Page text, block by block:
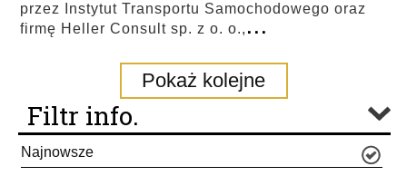
przez Instytut Transportu Samochodowego oraz
firmę Heller Consult sp. z o. o.,...
Pokaż kolejne
Filtr info.
Najnowsze